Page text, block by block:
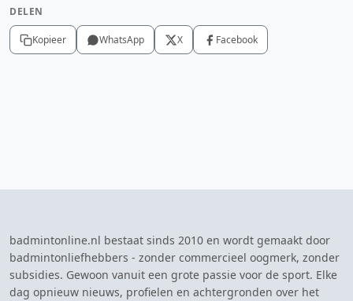
DELEN
Kopieer WhatsApp X Facebook
badmintonline.nl bestaat sinds 2010 en wordt gemaakt door
badmintonliefhebbers - zonder commercieel oogmerk, zonder
subsidies. Gewoon vanuit een grote passie voor de sport. Elke
dag opnieuw nieuws, profielen en achtergronden over het